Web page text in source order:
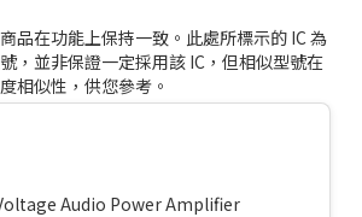
品在功能上保持一致。此處所標示的 IC 為
，並非保證一定採用該 IC，但相似型號在
相似性，供您參考。
Audio Power Amplifier